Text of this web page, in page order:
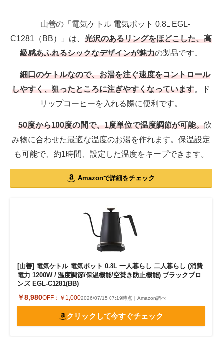
山善の「電気ケトル 電気ポット 0.8L EGL-
C1281（BB）」は、 光沢のあるリングをほどこした、高
級感あふれるシックなデザインが魅力の製品です。
細口のケトルなので、お湯を注ぐ速度をコントロール
しやすく、狙ったところに注ぎやすくなっています。ド
リップコーヒーを入れる際に便利です。
50度から100度の間で、1度単位で温度調節が可能。飲
み物に合わせた最適な温度のお湯を作れます。保温設定
も可能で、約1時間、設定した温度をキープできます。
Amazonで詳細をチェック
[山善] 電気ケトル 電気ポット 0.8L 一人暮らし 二人暮らし (消費
電力 1200W / 温度調節/保温機能/空焚き防止機能) ブラックブロ
ンズ EGL-C1281(BB)
￥8,980OFF： ￥1,0002026/07/15 07:19時点｜Amazon調べ
クリックして今すぐチェック